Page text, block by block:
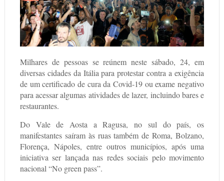
Milhares de pessoas se reúnem neste sábado, 24, em
diversas cidades da Itália para protestar contra a exigência
de um certificado de cura da Covid-19 ou exame negativo
para acessar algumas atividades de lazer, incluindo bares e
restaurantes.
Do Vale de Aosta a Ragusa, no sul do país, os
manifestantes saíram às ruas também de Roma, Bolzano,
Florença, Nápoles, entre outros municípios, após uma
iniciativa ser lançada nas redes sociais pelo movimento
nacional “No green pass”.